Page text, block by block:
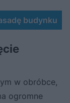
budynku
w obróbce,
ogromne